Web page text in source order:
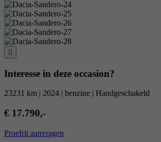
Interesse in deze occasion?
23231 km | 2024 | benzine | Handgeschakeld
€ 17.790,-
Proefrit aanvragen